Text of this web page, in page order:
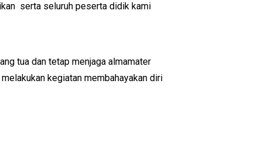
serta seluruh peserta didik kami
tua dan tetap menjaga almamater
kegiatan membahayakan diri